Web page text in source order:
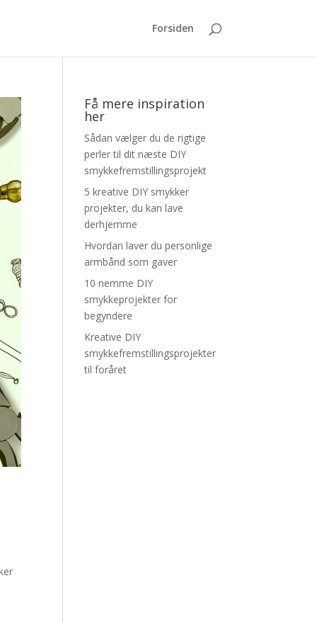
Forsiden
Få mere inspiration
her
Sådan vælger du de rigtige
perler til dit næste DIY
smykkefremstillingsprojekt
5 kreative DIY smykker
projekter, du kan lave
derhjemme
Hvordan laver du personlige
armbånd som gaver
10 nemme DIY
smykkeprojekter for
begyndere
Kreative DIY
smykkefremstillingsprojekter
til foråret